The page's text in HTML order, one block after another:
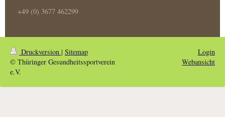
+49 (0) 3677 462299
Druckversion | Sitemap
© Thüringer Gesundheitssportverein
e.V.
Login
Webansicht